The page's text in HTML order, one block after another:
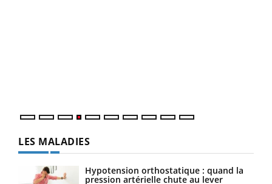
LES MALADIES
Hypotension orthostatique : quand la
pression artérielle chute au lever